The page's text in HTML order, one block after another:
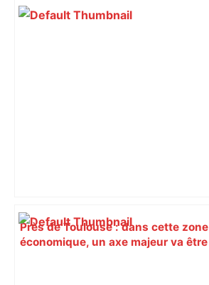
Près de Toulouse : dans cette zone
économique, un axe majeur va être